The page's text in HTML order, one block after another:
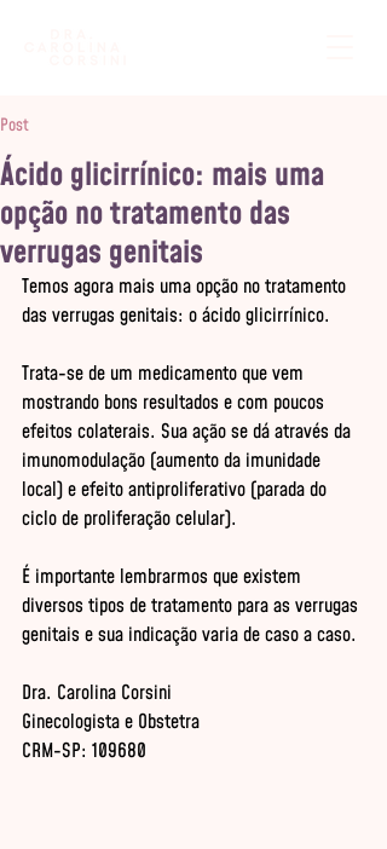
Post
Ácido glicirrínico: mais uma
opção no tratamento das
verrugas genitais
Temos agora mais uma opção no tratamento
das verrugas genitais: o ácido glicirrínico.
Trata-se de um medicamento que vem
mostrando bons resultados e com poucos
efeitos colaterais. Sua ação se dá através da
imunomodulação (aumento da imunidade
local) e efeito antiproliferativo (parada do
ciclo de proliferação celular).
É importante lembrarmos que existem
diversos tipos de tratamento para as verrugas
genitais e sua indicação varia de caso a caso.
Dra. Carolina Corsini
Ginecologista e Obstetra
CRM-SP: 109680